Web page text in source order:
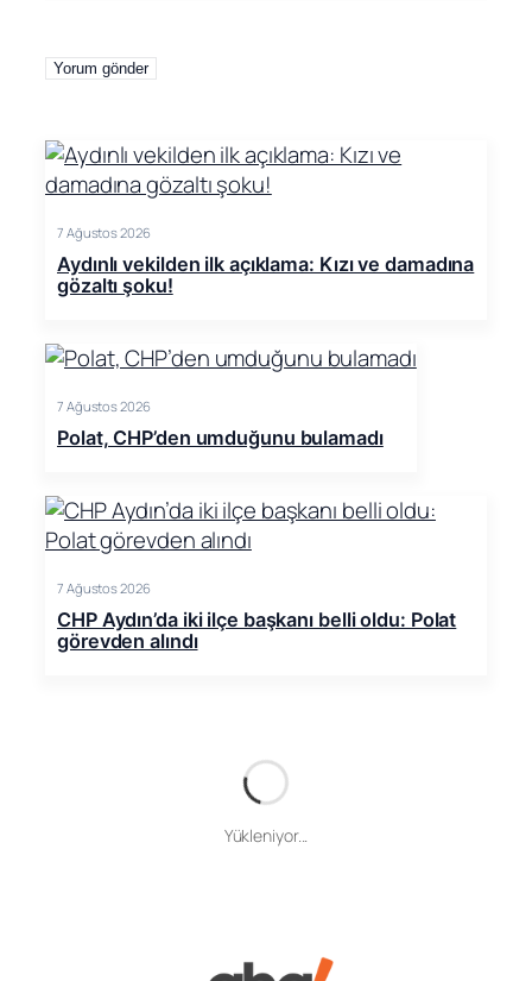
7 Ağustos 2026
Aydınlı vekilden ilk açıklama: Kızı ve damadına
gözaltı şoku!
7 Ağustos 2026
Polat, CHP’den umduğunu bulamadı
7 Ağustos 2026
CHP Aydın’da iki ilçe başkanı belli oldu: Polat
görevden alındı
Yükleniyor...